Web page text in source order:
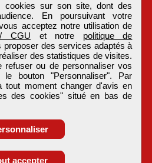
ses
cookies sur son site, dont des
En poursuivant votre
acceptez notre utilisation de
CGU et notre politique de
des services adaptés à
des statistiques de visites.
refuser ou de personnaliser vos
bouton "Personnaliser". Par
tout moment changer d'avis en
des cookies" situé en bas de
accepter